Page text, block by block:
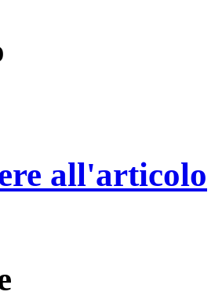
all'articolo